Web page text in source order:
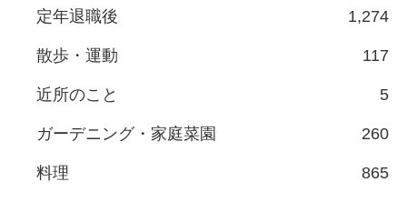
定年退職後 1,274
散歩・運動 117
近所のこと 5
ガーデニング・家庭菜園 260
料理 865